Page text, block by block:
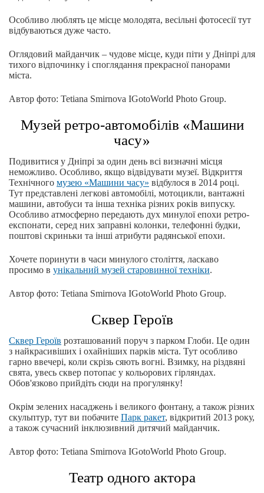
Особливо люблять це місце молодята, весільні фотосесії тут
відбуваються дуже часто.
Оглядовий майданчик – чудове місце, куди піти у Дніпрі для
тихого відпочинку і споглядання прекрасної панорами
міста.
Автор фото: Tetiana Smirnova IGotoWorld Photo Group.
Музей ретро-автомобілів «Машини
часу»
Подивитися у Дніпрі за один день всі визначні місця
неможливо. Особливо, якщо відвідувати музеї. Відкриття
Технічного музею «Машини часу» відбулося в 2014 році.
Тут представлені легкові автомобілі, мотоцикли, вантажні
машини, автобуси та інша техніка різних років випуску.
Особливо атмосферно передають дух минулої епохи ретро-
експонати, серед них заправні колонки, телефонні будки,
поштові скриньки та інші атрибути радянської епохи.
Хочете поринути в часи минулого століття, ласкаво
просимо в унікальний музей старовинної техніки.
Автор фото: Tetiana Smirnova IGotoWorld Photo Group.
Сквер Героїв
Сквер Героїв розташований поруч з парком Глоби. Це один
з найкрасивіших і охайніших парків міста. Тут особливо
гарно ввечері, коли скрізь сяють вогні. Взимку, на різдвяні
свята, увесь сквер потопає у кольорових гірляндах.
Обов'язково прийдіть сюди на прогулянку!
Окрім зелених насаджень і великого фонтану, а також різних
скульптур, тут ви побачите Парк ракет, відкритий 2013 року,
а також сучасний інклюзивний дитячий майданчик.
Автор фото: Tetiana Smirnova IGotoWorld Photo Group.
Театр одного актора